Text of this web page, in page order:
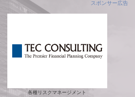
スポンサー広告
各種リスクマネージメント